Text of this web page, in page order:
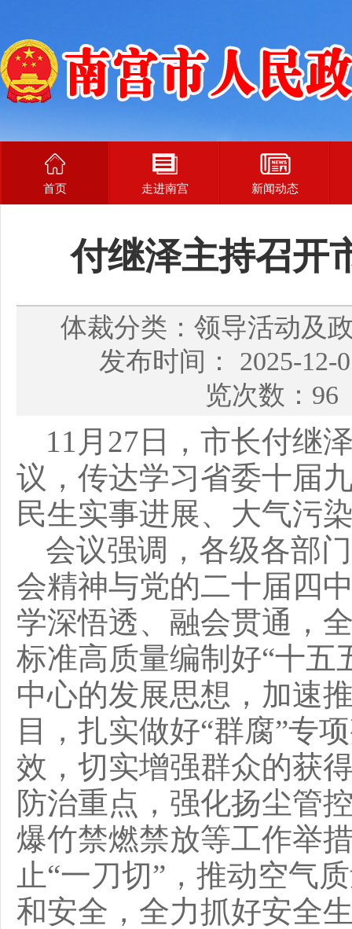
首页 走进南宫 新闻动态
付继泽主持召开
体裁分类：领导活动及
发布时间： 2025-12-
览次数：
11月27日，市长付继
议，传达学习省委十届
民生实事进展、大气污
会议强调，各级各部
会精神与党的二十届四
学深悟透、融会贯通，
标准高质量编制好“十五
中心的发展思想，加速
目，扎实做好“群腐”专
效，切实增强群众的获
防治重点，强化扬尘管
爆竹禁燃禁放等工作举
止“一刀切”，推动空气
和安全，全力抓好安全